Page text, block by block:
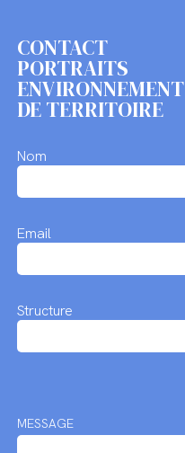
CONTACT
PORTRAITS
ENVIRONNEMENT
DE TERRITOIRE
Nom
Email
Structure
MESSAGE